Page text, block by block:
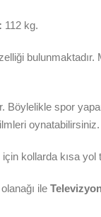
112 kg.
bulunmaktadır.
Böylelikle spor
oynatabilirsiniz.
kollarda kısa yol
ile